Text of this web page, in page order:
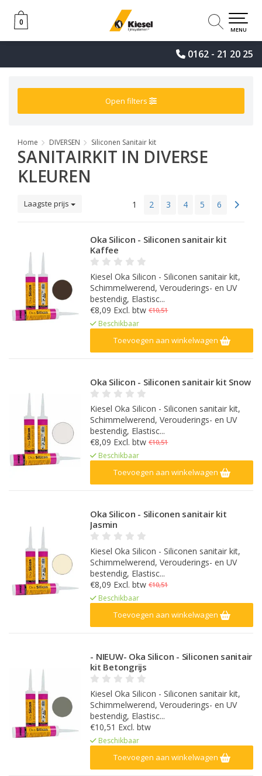
0162 - 21 20 25
0
0
MENU
Open filters
Home DIVERSEN Siliconen Sanitair kit
SANITAIRKIT IN DIVERSE
KLEUREN
Laagste prijs 1 2 3 4 5 6
Oka Silicon - Siliconen sanitair kit
Kaffee
Kiesel Oka Silicon - Siliconen sanitair kit,
Schimmelwerend, Verouderings- en UV
bestendig, Elastisc...
€8,09 Excl. btw €10,51
Beschikbaar
Toevoegen aan winkelwagen
Oka Silicon - Siliconen sanitair kit Snow
Kiesel Oka Silicon - Siliconen sanitair kit,
Schimmelwerend, Verouderings- en UV
bestendig, Elastisc...
€8,09 Excl. btw €10,51
Beschikbaar
Toevoegen aan winkelwagen
Oka Silicon - Siliconen sanitair kit
Jasmin
Kiesel Oka Silicon - Siliconen sanitair kit,
Schimmelwerend, Verouderings- en UV
bestendig, Elastisc...
€8,09 Excl. btw €10,51
Beschikbaar
Toevoegen aan winkelwagen
- NIEUW- Oka Silicon - Siliconen sanitair
kit Betongrijs
Kiesel Oka Silicon - Siliconen sanitair kit,
Schimmelwerend, Verouderings- en UV
bestendig, Elastisc...
€10,51 Excl. btw
Beschikbaar
Toevoegen aan winkelwagen